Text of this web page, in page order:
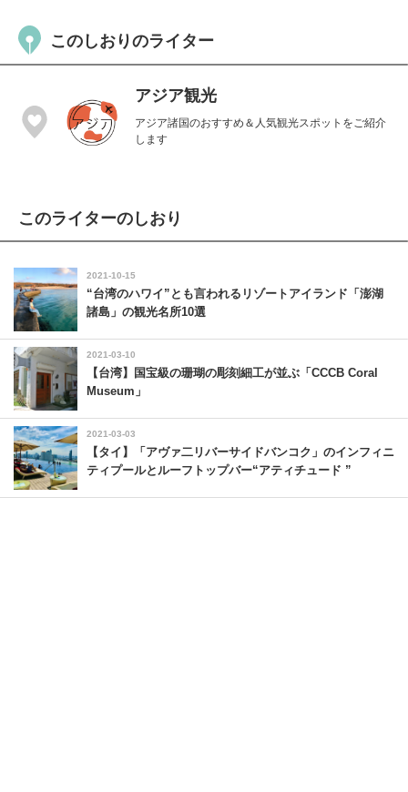
このしおりのライター
アジア観光
アジア諸国のおすすめ＆人気観光スポットをご紹介
します
このライターのしおり
2021-10-15
“台湾のハワイ”とも言われるリゾートアイランド「澎湖
諸島」の観光名所10選
2021-03-10
【台湾】国宝級の珊瑚の彫刻細工が並ぶ「CCCB Coral
Museum」
2021-03-03
【タイ】「アヴァ二リバーサイドバンコク」のインフィニ
ティプールとルーフトップバー“アティチュード ”